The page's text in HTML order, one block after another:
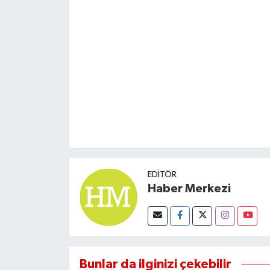
EDITÖR
Haber Merkezi
Bunlar da ilginizi çekebilir